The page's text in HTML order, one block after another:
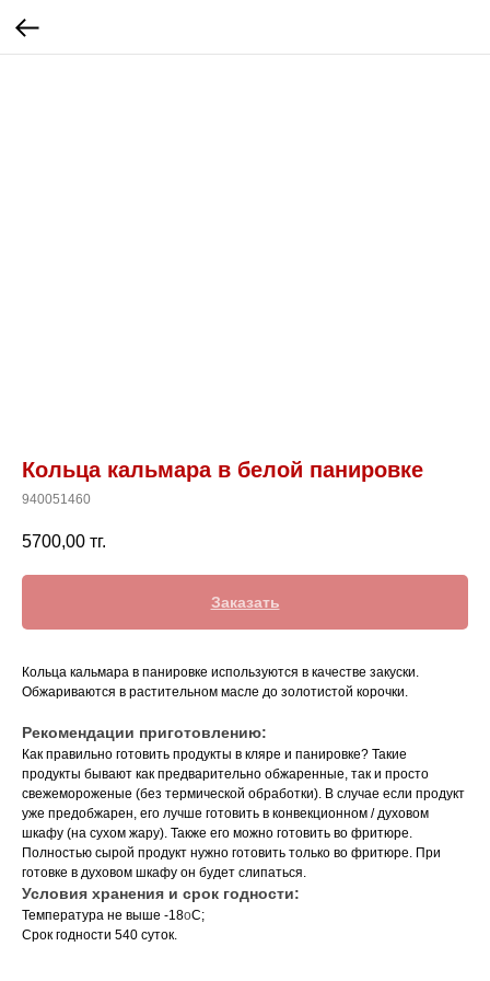
Кольца кальмара в белой панировке
940051460
5700,00 тг.
Заказать
Кольца кальмара в панировке используются в качестве закуски.
Обжариваются в растительном масле до золотистой корочки.
Рекомендации приготовлению:
Как правильно готовить продукты в кляре и панировке? Такие
продукты бывают как предварительно обжаренные, так и просто
свежемороженые (без термической обработки). В случае если продукт
уже предобжарен, его лучше готовить в конвекционном / духовом
шкафу (на сухом жару). Также его можно готовить во фритюре.
Полностью сырой продукт нужно готовить только во фритюре. При
готовке в духовом шкафу он будет слипаться.
Условия хранения и срок годности:
Температура не выше -18oC;
Срок годности 540 суток.